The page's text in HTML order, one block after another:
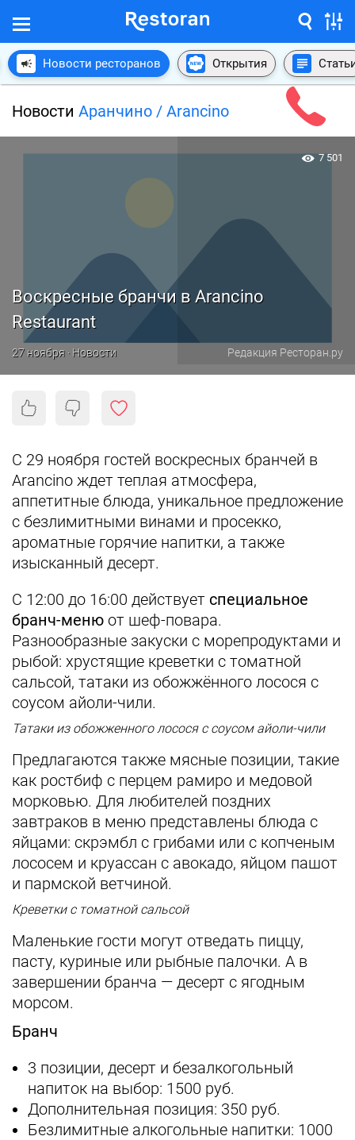
Новости ресторанов Открытия
Новости Аранчино / Arancino
Воскресные бранчи в Arancino
Restaurant
27 ноября · Новости Редакция Ресторан.ру
7 501
С 29 ноября гостей воскресных бранчей в
Arancino ждет теплая атмосфера,
аппетитные блюда, уникальное предложение
с безлимитными винами и просекко,
ароматные горячие напитки, а также
изысканный десерт.
С 12:00 до 16:00 действует специальное
бранч-меню от шеф-повара.
Разнообразные закуски с морепродуктами и
рыбой: хрустящие креветки с томатной
сальсой, татаки из обожжённого лосося с
соусом айоли-чили.
Татаки из обожженного лосося с соусом айоли-чили
Предлагаются также мясные позиции, такие
как ростбиф с перцем рамиро и медовой
морковью. Для любителей поздних
завтраков в меню представлены блюда с
яйцами: скрэмбл с грибами или с копченым
лососем и круассан с авокадо, яйцом пашот
и пармской ветчиной.
Креветки с томатной сальсой
Маленькие гости могут отведать пиццу,
пасту, куриные или рыбные палочки. А в
завершении бранча — десерт с ягодным
морсом.
Бранч
3 позиции, десерт и безалкогольный
напиток на выбор: 1500 руб.
Дополнительная позиция: 350 руб.
Безлимитные алкогольные напитки: 1000